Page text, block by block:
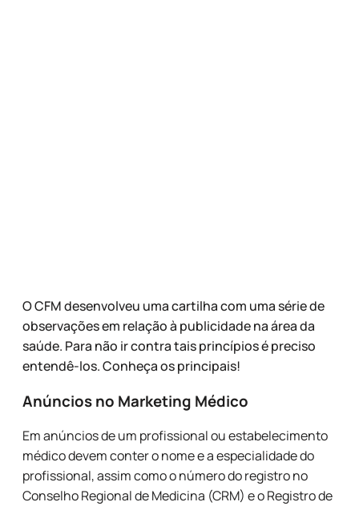
O CFM desenvolveu uma cartilha com uma série de
observações em relação à publicidade na área da
saúde. Para não ir contra tais princípios é preciso
entendê-los. Conheça os principais!
Anúnciosno Marketing Médico
Em anúncios de um profissional ou estabelecimento
médico devem conter o nome e a especialidade do
profissional, assim como o número do registro no
Conselho Regional de Medicina (CRM) e o Registro de